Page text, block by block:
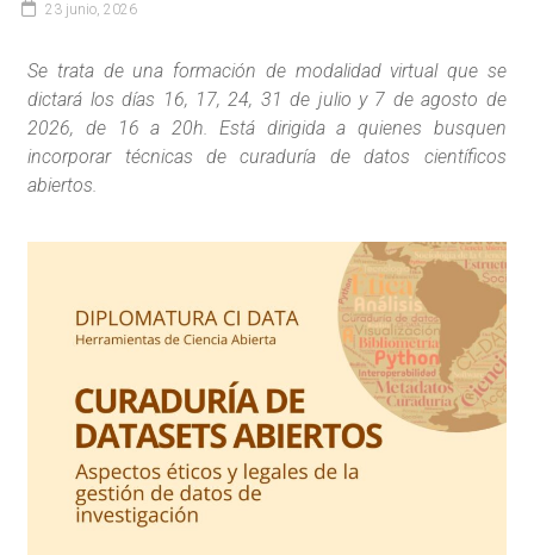
23 junio, 2026
Se trata de una formación de modalidad virtual que se
dictará los días 16, 17, 24, 31 de julio y 7 de agosto de
2026, de 16 a 20h. Está dirigida a quienes busquen
incorporar técnicas de curaduría de datos científicos
abiertos.